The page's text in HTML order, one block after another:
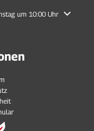
Schließzeiten auszublenden
um 10:00 Uhr